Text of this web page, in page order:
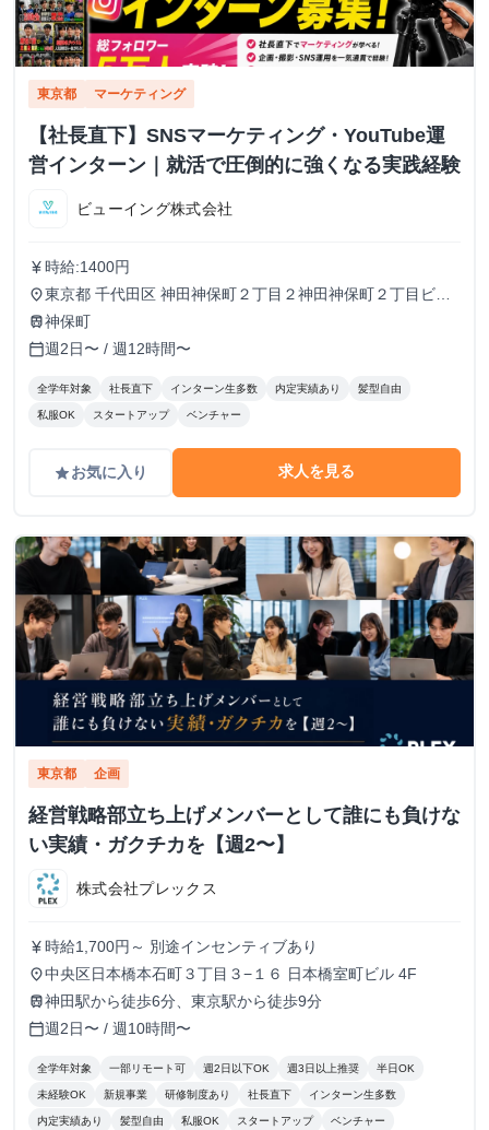
東京都 マーケティング
【社長直下】SNSマーケティング・YouTube運
営インターン｜就活で圧倒的に強くなる実践経験
ビューイング株式会社
currency_yen 時給:1400円
place東京都 千代田区 神田神保町２丁目２神田神保町２丁目ビル
５０２号室
train神保町
calendar_today週2日〜 / 週12時間〜
全学年対象 社長直下 インターン生多数 内定実績あり 髪型自由
私服OK スタートアップ ベンチャー
gradeお気に入り 求人を見る
東京都 企画
経営戦略部立ち上げメンバーとして誰にも負けな
い実績・ガクチカを【週2〜】
株式会社プレックス
currency_yen 時給1,700円～ 別途インセンティブあり
place中央区日本橋本石町３丁目３−１６ 日本橋室町ビル 4F
train神田駅から徒歩6分、東京駅から徒歩9分
calendar_today週2日〜 / 週10時間〜
全学年対象 一部リモート可 週2日以下OK 週3日以上推奨 半日OK
未経験OK 新規事業 研修制度あり 社長直下 インターン生多数
内定実績あり 髪型自由 私服OK スタートアップ ベンチャー